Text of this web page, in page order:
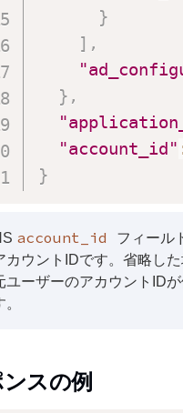
}
] ,
} ,
"account_id"
}
account_id
フィール
カウントIDです。省略し
ユーザーのアカウントIDが
。
スの例